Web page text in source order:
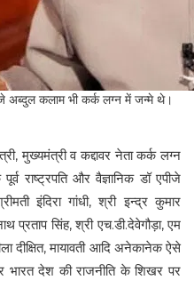
अब्दुल कलाम भी कर्क लग्न में जन्मे थे।
मुख्यमंत्री व कद्दावर नेता कर्क लग्न
राष्ट्रपति और वैज्ञानिक डॉ एपीजे
इंदिरा गांधी, श्री इन्द्र कुमार
प्रताप सिंह, श्री एच.डी.देवेगौड़ा, एम
दीक्षित, मायावती आदि अनेकानेक ऐसे
देश की राजनीति के शिखर पर